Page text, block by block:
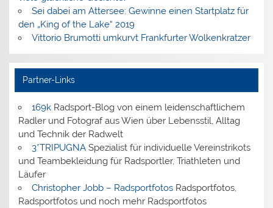
Sei dabei am Attersee: Gewinne einen Startplatz für
den „King of the Lake“ 2019
Vittorio Brumotti umkurvt Frankfurter Wolkenkratzer
Partner-Links
169kRadsport-Blog von einem leidenschaftlichem
Radler und Fotograf aus Wien über Lebensstil, Alltag
und Technik der Radwelt
3*TRIPUGNASpezialist für individuelle Vereinstrikots
und Teambekleidung für Radsportler, Triathleten und
Läufer
Christopher Jobb – RadsportfotosRadsportfotos,
Radsportfotos und noch mehr Radsportfotos